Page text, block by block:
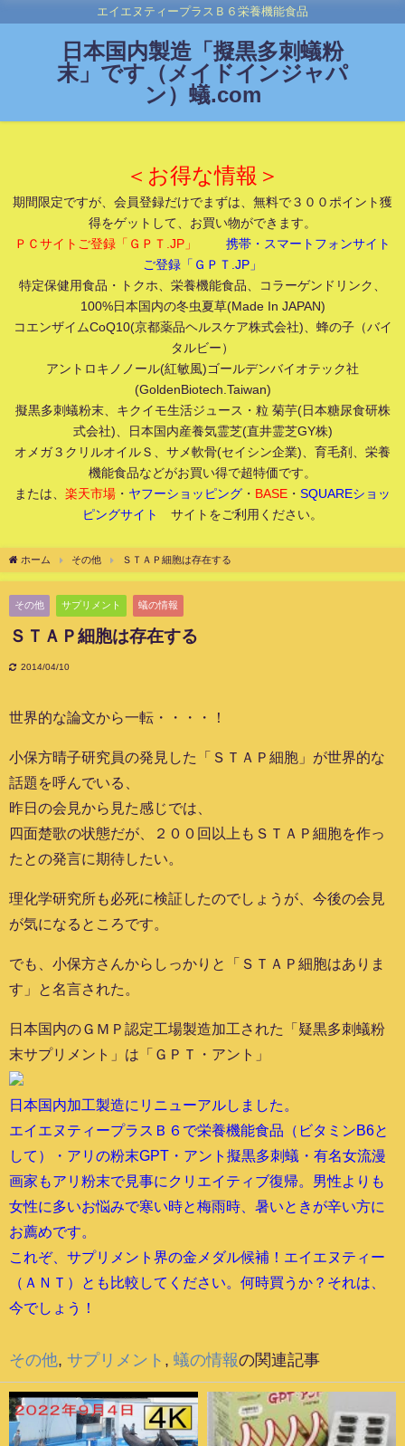
エイエヌティープラスＢ６栄養機能食品
日本国内製造「擬黒多刺蟻粉
末」です（メイドインジャパ
ン）蟻.com
＜お得な情報＞
期間限定ですが、会員登録だけでまずは、無料で３００ポイント獲
得をゲットして、お買い物ができます。
ＰＣサイトご登録「ＧＰＴ.JP」
携帯・スマートフォンサイト
ご登録「ＧＰＴ.JP」
特定保健用食品・トクホ、栄養機能食品、コラーゲンドリンク、
100%日本国内の冬虫夏草(Made In JAPAN)
コエンザイムCoQ10(京都薬品ヘルスケア株式会社)、蜂の子（バイ
タルビー）
アントロキノノール(紅敏風)ゴールデンバイオテック社
(GoldenBiotech.Taiwan)
擬黒多刺蟻粉末、キクイモ生活ジュース・粒 菊芋(日本糖尿食研株
式会社)、日本国内産養気霊芝(直井霊芝GY株)
オメガ３クリルオイルＳ、サメ軟骨(セイシン企業)、育毛剤、栄養
機能食品などがお買い得で超特価です。
または、 楽天市場 ・ ヤフーショッピング ・ BASE ・ SQUAREショッ
ピングサイト
サイトをご利用ください。
ホーム その他 ＳＴＡＰ細胞は存在する
その他 サプリメント 蟻の情報
ＳＴＡＰ細胞は存在する
2014/04/10
世界的な論文から一転・・・・！
小保方晴子研究員の発見した「ＳＴＡＰ細胞」が世界的な
話題を呼んでいる、
昨日の会見から見た感じでは、
四面楚歌の状態だが、２００回以上もＳＴＡＰ細胞を作っ
たとの発言に期待したい。
理化学研究所も必死に検証したのでしょうが、今後の会見
が気になるところです。
でも、小保方さんからしっかりと「ＳＴＡＰ細胞はありま
す」と名言された。
日本国内のＧＭＰ認定工場製造加工された「疑黒多刺蟻粉
末サプリメント」は「ＧＰＴ・アント」
日本国内加工製造にリニューアルしました。
エイエヌティープラスＢ６で栄養機能食品（ビタミンB6と
して）・アリの粉末GPT・アント擬黒多刺蟻・有名女流漫
画家もアリ粉末で見事にクリエイティブ復帰。男性よりも
女性に多いお悩みで寒い時と梅雨時、暑いときが辛い方に
お薦めです。
これぞ、サプリメント界の金メダル候補！エイエヌティー
（ＡＮＴ）とも比較してください。何時買うか？それは、
今でしょう！
その他, サプリメント , 蟻の情報の関連記事